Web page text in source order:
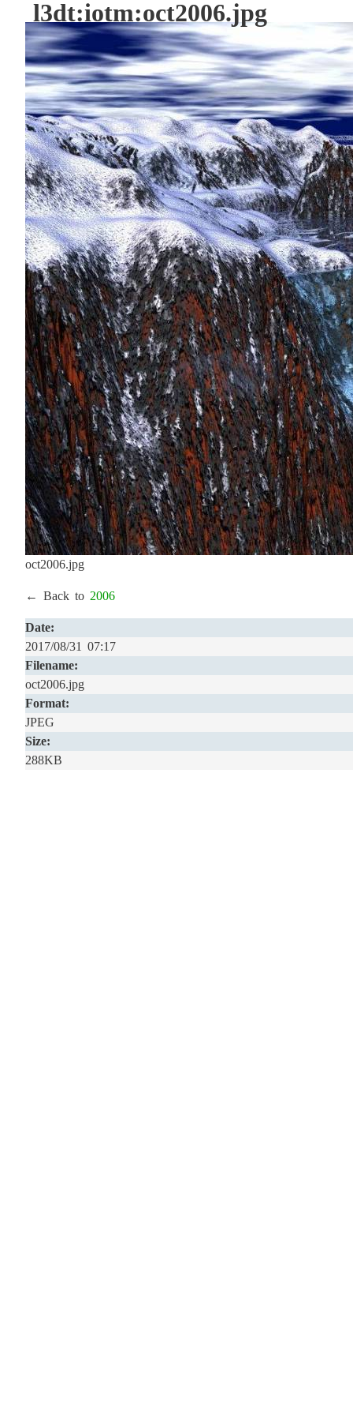
l3dt:iotm:oct2006.jpg
oct2006.jpg
← Back to 2006
Date:
2017/08/31 07:17
Filename:
oct2006.jpg
Format:
JPEG
Size:
288KB